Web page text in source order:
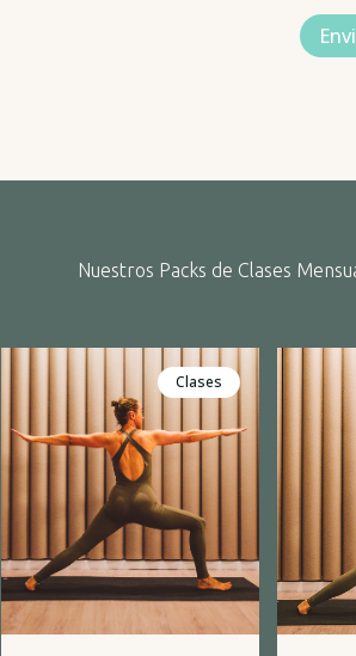
Nuestros Packs de Clases
Clases